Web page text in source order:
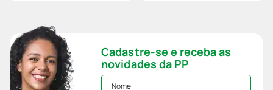
Cadastre-se e receba as
novidades da PP